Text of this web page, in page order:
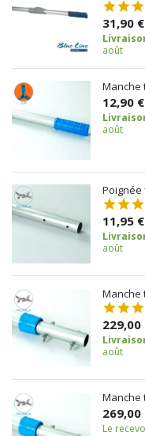
31,90 €
août
Manche
12,90 €
août
Poignée
11,95 €
août
Manche
229,00
août
Manche
269,00
Le